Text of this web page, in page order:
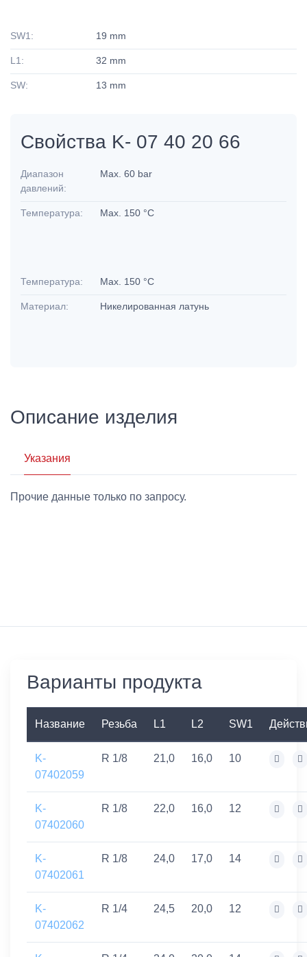
SW1: 19 mm
L1: 32 mm
SW: 13 mm
Свойства K- 07 40 20 66
Диапазон
давлений:
Max. 60 bar
Температура: Max. 150 °C
Температура: Max. 150 °C
Материал: Никелированная латунь
Описание изделия
Указания
Прочие данные только по запросу.
Варианты продукта
Название Резьба L1 L2 SW1
K-
07402059
R 1/8 21,0 16,0 10
K-
07402060
R 1/8 22,0 16,0 12
K-
07402061
R 1/8 24,0 17,0 14
K-
07402062
R 1/4 24,5 20,0 12